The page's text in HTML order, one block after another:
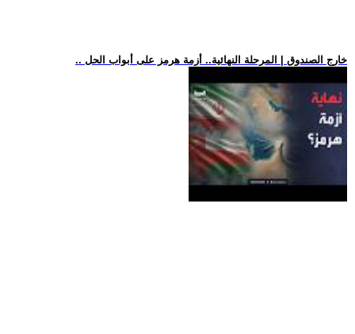
.. خارج الصندوق | المرحلة النهائية.. أزمة هرمز على أبواب الحل